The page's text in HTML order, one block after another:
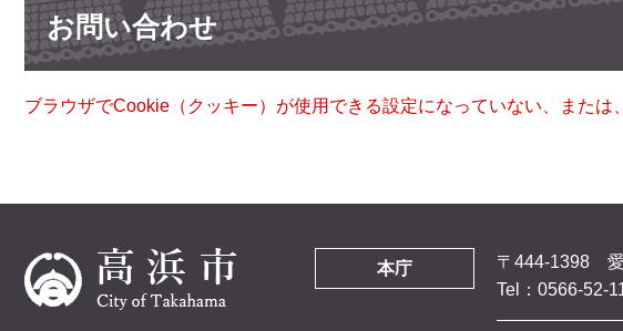
文 お問い合わせ
ブラウザでCookie（クッキー）が使用できる設定になっていない、また
本庁
〒444-1398 愛
Tel：0566-52-